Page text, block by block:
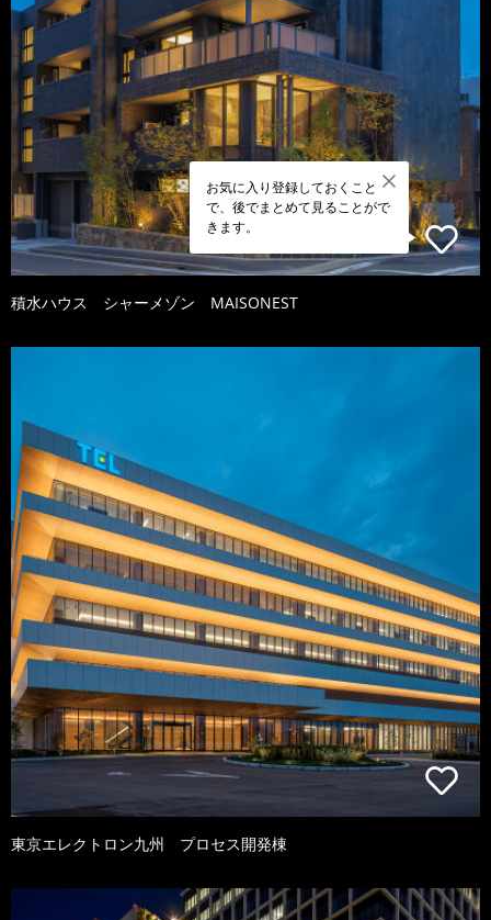
お気に入り登録しておくこと
で、後でまとめて見ることがで
きます。
積水ハウス シャーメゾン MAISONEST
東京エレクトロン九州 プロセス開発棟